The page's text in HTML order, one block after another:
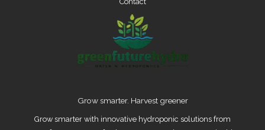
Grow smarter. Harvest greener
Grow smarter with innovative hydroponic solutions from